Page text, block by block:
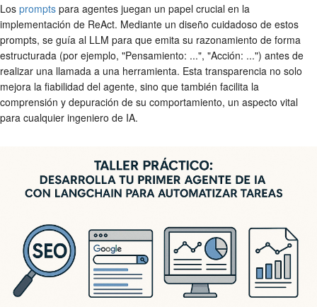
Los prompts para agentes juegan un papel crucial en la
implementación de ReAct. Mediante un diseño cuidadoso de estos
prompts, se guía al LLM para que emita su razonamiento de forma
estructurada (por ejemplo, "Pensamiento: ...", "Acción: ...") antes de
realizar una llamada a una herramienta. Esta transparencia no solo
mejora la fiabilidad del agente, sino que también facilita la
comprensión y depuración de su comportamiento, un aspecto vital
para cualquier ingeniero de IA.